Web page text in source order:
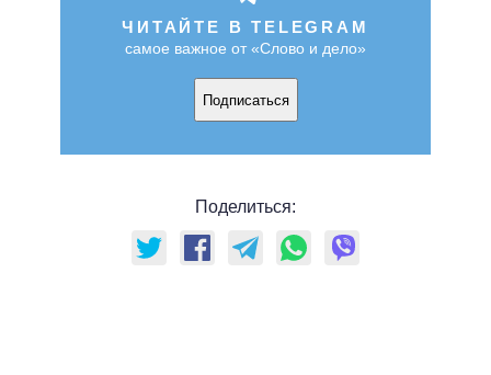
ЧИТАЙТЕ В TELEGRAM
самое важное от «Слово и дело»
Подписаться
Поделиться: